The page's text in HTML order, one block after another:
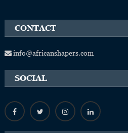
CONTACT
info@africanshapers.com
SOCIAL